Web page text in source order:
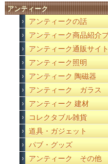
アンティーク
アンティークの話
アンティーク商品紹介
アンティーク通販サイト
アンティーク照明
アンティーク 陶磁器
アンティーク ガラス
アンティーク 建材
コレクタブル雑貨
道具・ガジェット
パブ・グッズ
アンティーク その他